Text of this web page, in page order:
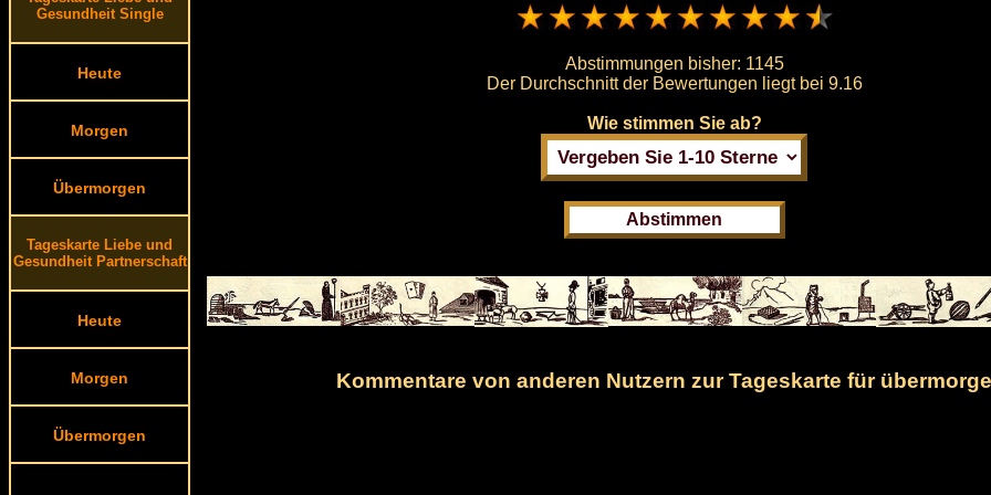
Gesundheit Single
Heute
Morgen
Übermorgen
Tageskarte Liebe und
Gesundheit Partnerschaft
Heute
Morgen
Übermorgen
Abstimmungen bisher: 1145
Der Durchschnitt der Bewertungen liegt bei 9.16
Wie stimmen Sie ab?
Kommentare von anderen Nutzern zur Tageskarte für